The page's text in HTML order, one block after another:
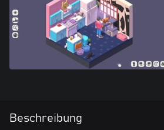
Beschreibung